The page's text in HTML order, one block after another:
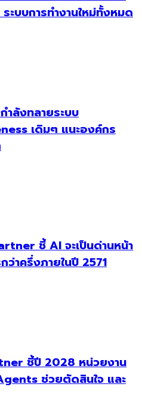
ะบบการทำงานใหม่ทั้งหมด
ลังทลายระบบ
เดิมๆ แนะองค์กร
ชี้ AI จะเป็นด่านหน้า
าครึ่งภายในปี 2571
ชี้ปี 2028 หน่วยงาน
ช่วยตัดสินใจ และ